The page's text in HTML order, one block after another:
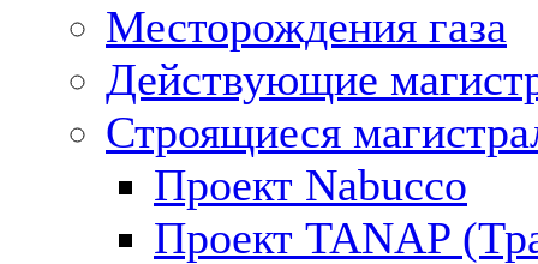
Месторождения газа
Действующие
Строящиеся
Проект Nabucco
Проект TANAP